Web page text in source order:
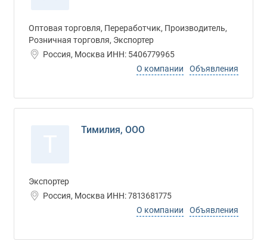
Оптовая торговля, Переработчик, Производитель,
Розничная торговля, Экспортер
Россия, Москва ИНН: 5406779965
О компании
Объявления
Тимилия, ООО
Экспортер
Россия, Москва ИНН: 7813681775
О компании
Объявления